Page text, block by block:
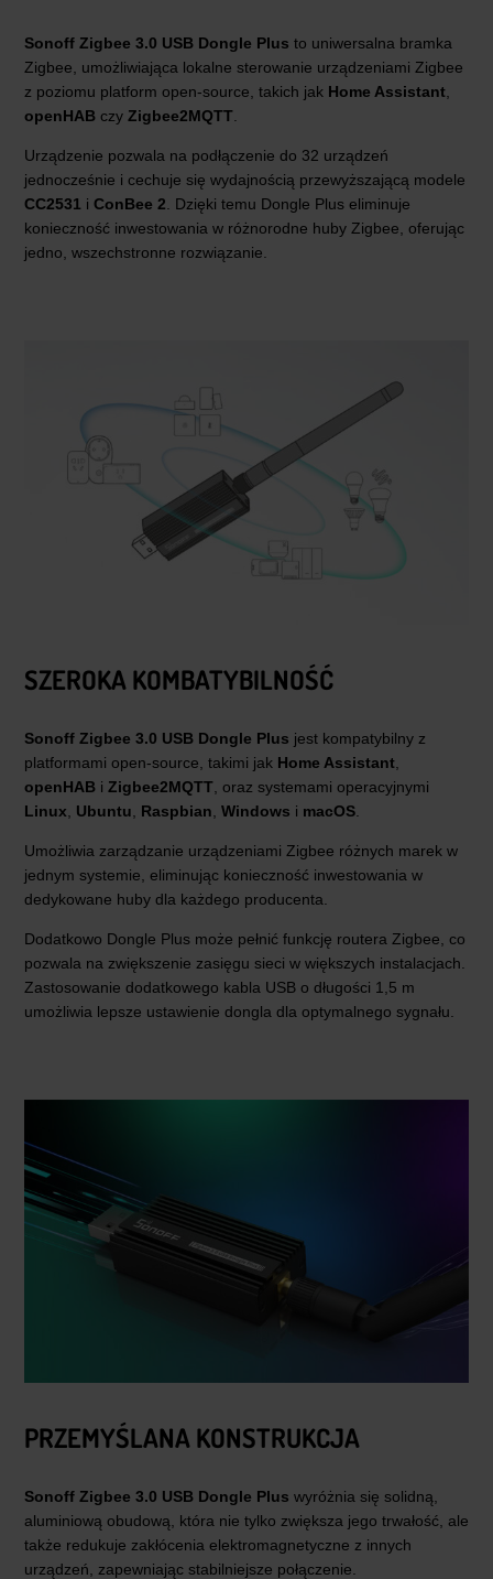
Sonoff Zigbee 3.0 USB Dongle Plus to uniwersalna bramka
Zigbee, umożliwiająca lokalne sterowanie urządzeniami Zigbee
z poziomu platform open-source, takich jak Home Assistant,
openHAB czy Zigbee2MQTT.
Urządzenie pozwala na podłączenie do 32 urządzeń
jednocześnie i cechuje się wydajnością przewyższającą modele
CC2531 i ConBee 2. Dzięki temu Dongle Plus eliminuje
konieczność inwestowania w różnorodne huby Zigbee, oferując
jedno, wszechstronne rozwiązanie.
SZEROKA KOMBATYBILNOŚĆ
Sonoff Zigbee 3.0 USB Dongle Plus jest kompatybilny z
platformami open-source, takimi jak Home Assistant
openHAB i Zigbee2MQTT , oraz systemami operacyjnymi
Linux
Ubuntu Raspbian Windows i macOS
Umożliwia zarządzanie urządzeniami Zigbee różnych marek w
jednym systemie, eliminując konieczność inwestowania w
dedykowane huby dla każdego producenta.
Dodatkowo Dongle Plus może pełnić funkcję routera Zigbee, co
pozwala na zwiększenie zasięgu sieci w większych instalacjach.
Zastosowanie dodatkowego kabla USB o długości 1,5 m
umożliwia lepsze ustawienie dongla dla optymalnego sygnału.
PRZEMYŚLANA KONSTRUKCJA
Sonoff Zigbee 3.0 USB Dongle Plus wyróżnia się solidną,
aluminiową obudową, która nie tylko zwiększa jego trwałość, ale
także redukuje zakłócenia elektromagnetyczne z innych
urządzeń, zapewniając stabilniejsze połączenie.